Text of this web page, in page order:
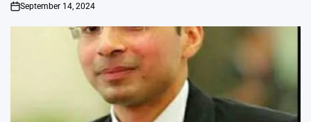
on
September 14, 2024